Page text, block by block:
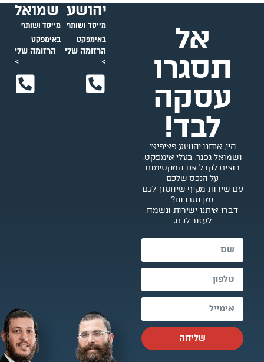
אל
תסגרו
עסקה
לבד!
היי, אנחנו יהושע פציפיצי
ושמואל גפנר, בעלי אימפקט.
רוצים לקבל את המקסימום
על הנכס שלכם
עם שירות מקיף שיחסוך לכם
זמן וטרדות?
דברו איתנו ישירות ונשמח
לעזור לכם.
שליחה
יהושע
מייסד ושותף
באימפקט
הרזומה שלי
>
שמואל
מייסד ושותף
באימפקט
הרזומה שלי
>